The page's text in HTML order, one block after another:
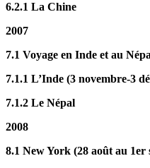
6.2.1 La Chine
2007
7.1 Voyage en Inde et au
7.1.1 L’Inde (3 novembre-3
7.1.2 Le Népal
2008
8.1 New York (28 août au 1er